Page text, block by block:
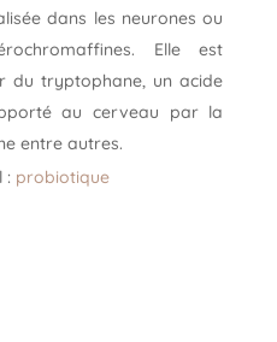
dans les neurones ou
Elle est
du tryptophane, un acide
au cerveau par la
entre autres.
: probiotique